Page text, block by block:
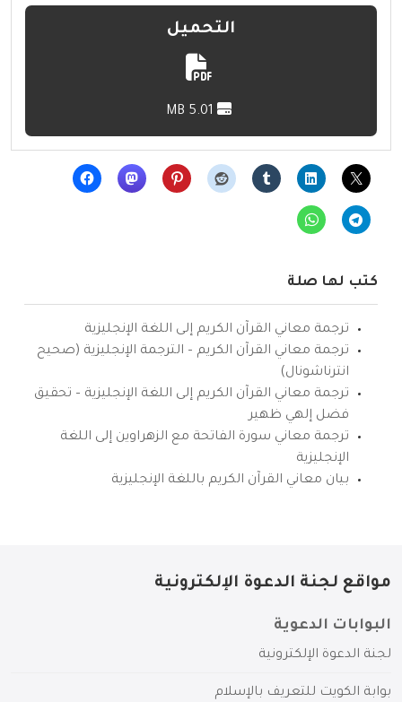
التحميل
كتب لها صلة
ترجمة معاني القرآن الكريم إلى اللغة الإنجليزية
ترجمة معاني القرآن الكريم – الترجمة الإنجليزية (صحيح
انترناشونال)
ترجمة معاني القرآن الكريم إلى اللغة الإنجليزية – تحقيق
فضل إلهي ظهير
ترجمة معاني سورة الفاتحة مع الزهراوين إلى اللغة
الإنجليزية
بيان معاني القرآن الكريم باللغة الإنجليزية
مواقع لجنة الدعوة الإلكترونية
البوابات الدعوية
لجنة الدعوة الإلكترونية
بوابة الكويت للتعريف بالإسلام